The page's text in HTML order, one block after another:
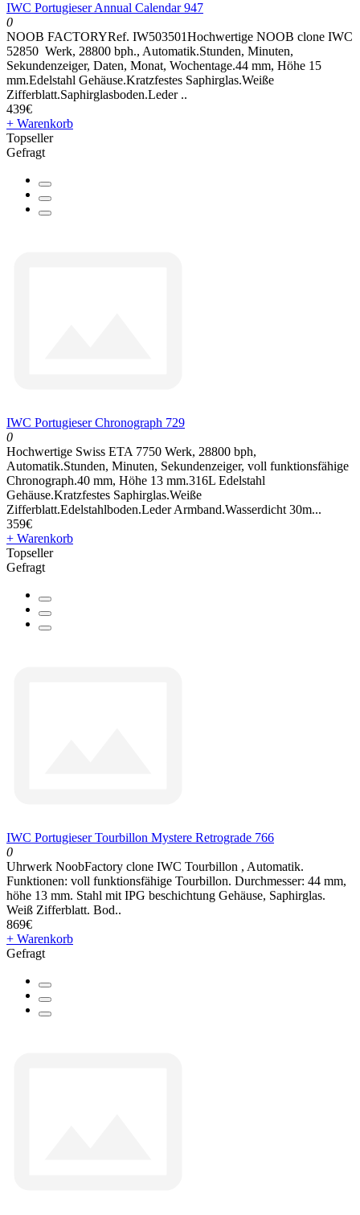
IWC Portugieser Annual Calendar 947
0
NOOB FACTORYRef. IW503501Hochwertige NOOB clone IWC
52850 Werk, 28800 bph., Automatik.Stunden, Minuten,
Sekundenzeiger, Daten, Monat, Wochentage.44 mm, Höhe 15
mm.Edelstahl Gehäuse.Kratzfestes Saphirglas.Weiße
Zifferblatt.Saphirglasboden.Leder ..
439€
+ Warenkorb
Topseller
Gefragt
IWC Portugieser Chronograph 729
0
Hochwertige Swiss ETA 7750 Werk, 28800 bph,
Automatik.Stunden, Minuten, Sekundenzeiger, voll funktionsfähige
Chronograph.40 mm, Höhe 13 mm.316L Edelstahl
Gehäuse.Kratzfestes Saphirglas.Weiße
Zifferblatt.Edelstahlboden.Leder Armband.Wasserdicht 30m...
359€
+ Warenkorb
Topseller
Gefragt
IWC Portugieser Tourbillon Mystere Retrograde 766
0
Uhrwerk NoobFactory clone IWC Tourbillon , Automatik.
Funktionen: voll funktionsfähige Tourbillon. Durchmesser: 44 mm,
höhe 13 mm. Stahl mit IPG beschichtung Gehäuse, Saphirglas.
Weiß Zifferblatt. Bod..
869€
+ Warenkorb
Gefragt